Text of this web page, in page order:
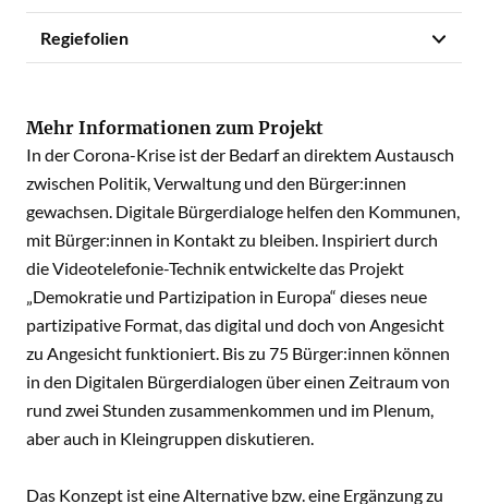
Regiefolien
Mehr Informationen zum Projekt
In der Corona-Krise ist der Bedarf an direktem Austausch
zwischen Politik, Verwaltung und den Bürger:innen
gewachsen. Digitale Bürgerdialoge helfen den Kommunen,
mit Bürger:innen in Kontakt zu bleiben. Inspiriert durch
die Videotelefonie-Technik entwickelte das Projekt
„Demokratie und Partizipation in Europa“ dieses neue
partizipative Format, das digital und doch von Angesicht
zu Angesicht funktioniert. Bis zu 75 Bürger:innen können
in den Digitalen Bürgerdialogen über einen Zeitraum von
rund zwei Stunden zusammenkommen und im Plenum,
aber auch in Kleingruppen diskutieren.
Das Konzept ist eine Alternative bzw. eine Ergänzung zu